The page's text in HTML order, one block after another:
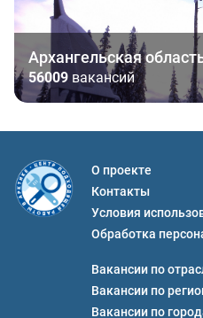
Архангельская
56009 вакансий
О проекте
Контакты
Условия
Обработка
Вакансии по
Вакансии по
Вакансии по